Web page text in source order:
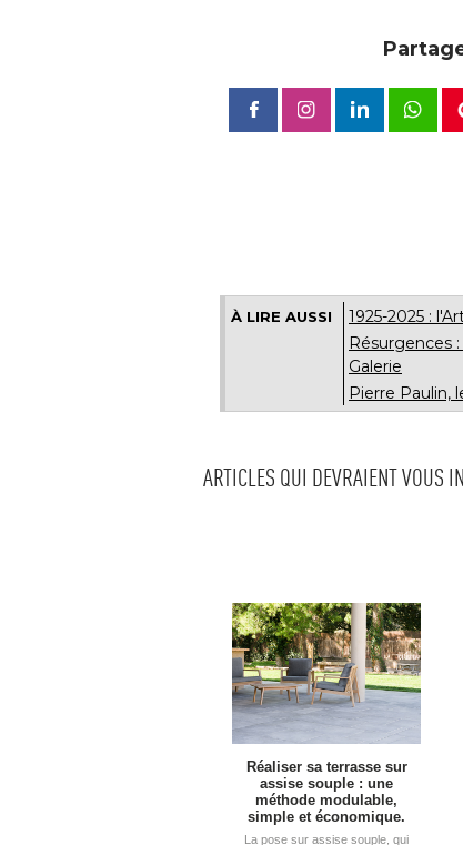
À LIRE AUSSI
1925-2025 :
Résurgences
Galerie
Pierre Paulin,
ARTICLES QUI DEVRAIENT VOUS
Réaliser sa terrasse sur
assise souple : une
méthode modulable,
simple et économique.
La pose sur assise souple, qui